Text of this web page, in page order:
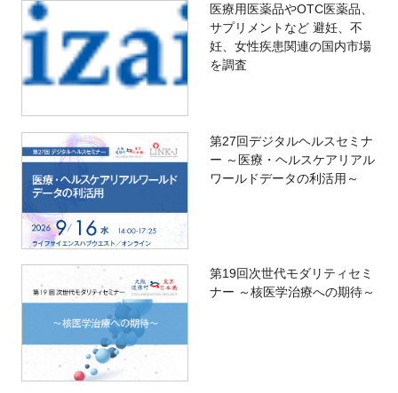
医療用医薬品やOTC医薬品、
サプリメントなど 避妊、不
妊、女性疾患関連の国内市場
を調査
第27回デジタルヘルスセミナ
ー ～医療・ヘルスケアリアル
ワールドデータの利活用～
第19回次世代モダリティセミ
ナー ～核医学治療への期待～